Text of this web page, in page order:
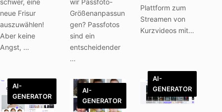
schwer, eine
neue Frisur
auszuwählen!
Aber keine
Angst, …
wir Passfoto-
Größenanpassun
gen? Passfotos
sind ein
entscheidender
…
Plattform zum
Streamen von
Kurzvideos mit…
AI-
GENERATOR
AI-
GENERATOR
AI-
GENERATOR